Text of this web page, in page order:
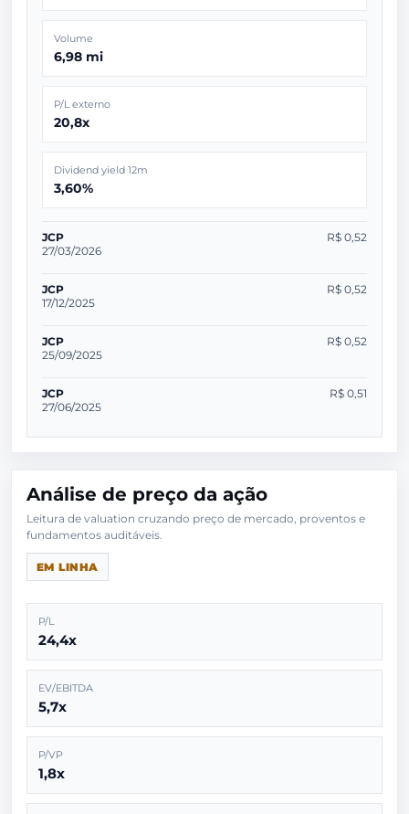
Volume
6,98 mi
P/L externo
20,8x
Dividend yield 12m
3,60%
JCP
27/03/2026
R$ 0,52
JCP
17/12/2025
R$ 0,52
JCP
25/09/2025
R$ 0,52
JCP
27/06/2025
R$ 0,51
Análise de preço da ação
Leitura de valuation cruzando preço de mercado, proventos e
EM LINHA
P/L
24,4x
EV/EBITDA
5,7x
P/VP
1,8x